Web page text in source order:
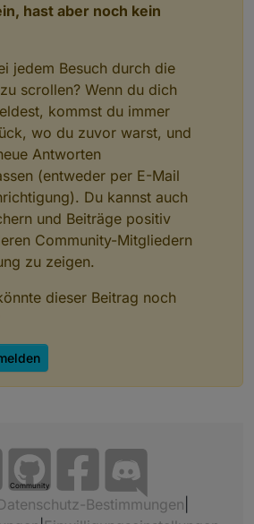
hast aber noch kein
jedem Besuch durch die
scrollen? Wenn du dich
kommst du immer
wo du zuvor warst, und
Antworten
(entweder per E-Mail
Du kannst auch
und Beiträge positiv
Community-Mitgliedern
zu zeigen.
dieser Beitrag noch
Community
Bestimmungen